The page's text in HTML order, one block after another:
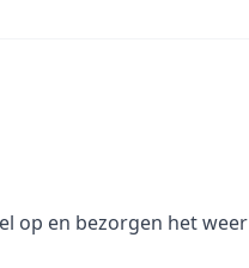
op en bezorgen het weer